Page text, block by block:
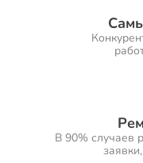
В 90% случаев
Ремонт
Ремонт